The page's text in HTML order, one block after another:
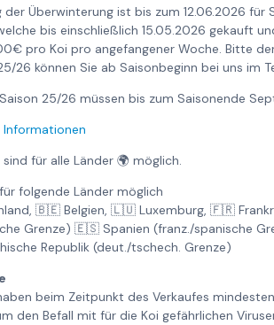
der Überwinterung ist bis zum 12.06.2026
bis einschließlich 15.05.2026 gekauft
pro Koi pro angefangener Woche. Bitte
26 können Sie ab Saisonbeginn bei uns im
25/26 müssen bis zum Saisonende
Informationen
für alle Länder 🌍 möglich.
folgende Länder möglich
🇧🇪 Belgien, 🇱🇺 Luxemburg, 🇫🇷
Grenze) 🇪🇸 Spanien (franz./spanische
Republik (deut./tschech. Grenze)
beim Zeitpunkt des Verkaufes
den Befall mit für die Koi gefährlichen